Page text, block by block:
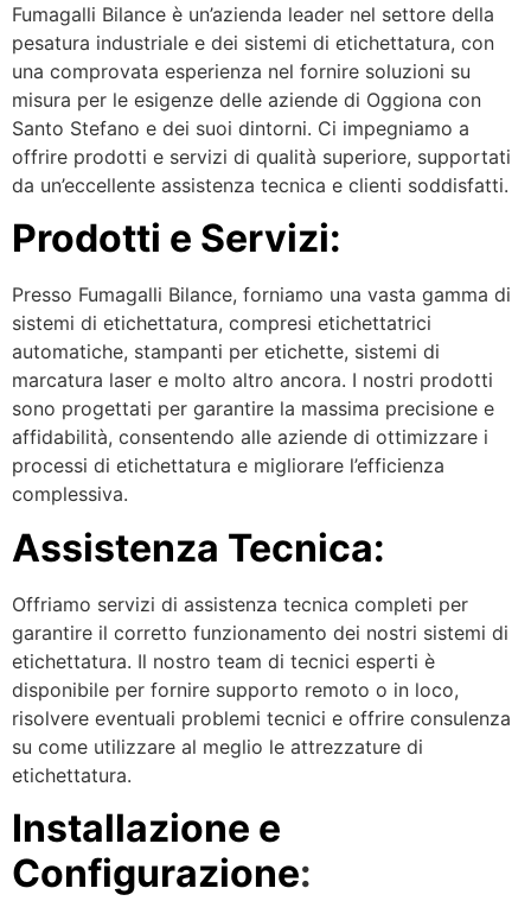
Fumagalli Bilance è un’azienda leader nel settore della
pesatura industriale e dei sistemi di etichettatura, con
una comprovata esperienza nel fornire soluzioni su
misura per le esigenze delle aziende di Oggiona con
Santo Stefano e dei suoi dintorni. Ci impegniamo a
offrire prodotti e servizi di qualità superiore, supportati
da un’eccellente assistenza tecnica e clienti soddisfatti.
Prodotti e Servizi:
Presso Fumagalli Bilance, forniamo una vasta gamma di
sistemi di etichettatura, compresi etichettatrici
automatiche, stampanti per etichette, sistemi di
marcatura laser e molto altro ancora. I nostri prodotti
sono progettati per garantire la massima precisione e
affidabilità, consentendo alle aziende di ottimizzare i
processi di etichettatura e migliorare l’efficienza
complessiva.
Assistenza Tecnica:
Offriamo servizi di assistenza tecnica completi per
garantire il corretto funzionamento dei nostri sistemi di
etichettatura. Il nostro team di tecnici esperti è
disponibile per fornire supporto remoto o in loco,
risolvere eventuali problemi tecnici e offrire consulenza
su come utilizzare al meglio le attrezzature di
etichettatura.
Installazione e
Configurazione: